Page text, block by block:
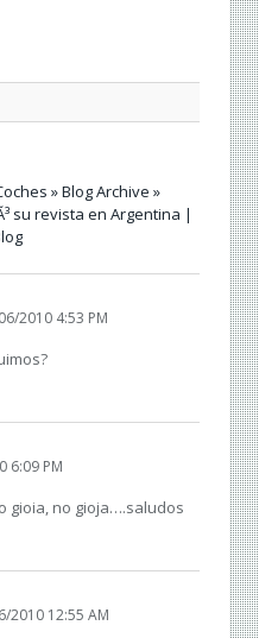
» Blog Archive »
su revista en Argentina |
2010 4:53 PM
6:09 PM
gioia, no gioja….saludos
2010 12:55 AM